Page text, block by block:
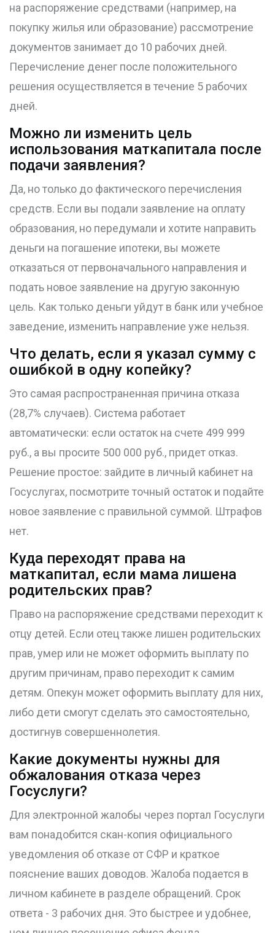
на распоряжение средствами (например, на
покупку жилья или образование) рассмотрение
документов занимает до 10 рабочих дней.
Перечисление денег после положительного
решения осуществляется в течение 5 рабочих
дней.
Можно ли изменить цель
использования маткапитала после
подачи заявления?
Да, но только до фактического перечисления
средств. Если вы подали заявление на оплату
образования, но передумали и хотите направить
деньги на погашение ипотеки, вы можете
отказаться от первоначального направления и
подать новое заявление на другую законную
цель. Как только деньги уйдут в банк или учебное
заведение, изменить направление уже нельзя.
Что делать, если я указал сумму с
ошибкой в одну копейку?
Это самая распространенная причина отказа
(28,7% случаев). Система работает
автоматически: если остаток на счете 499 999
руб., а вы просите 500 000 руб., придет отказ.
Решение простое: зайдите в личный кабинет на
Госуслугах, посмотрите точный остаток и подайте
новое заявление с правильной суммой. Штрафов
нет.
Куда переходят права на
маткапитал, если мама лишена
родительских прав?
Право на распоряжение средствами переходит к
отцу детей. Если отец также лишен родительских
прав, умер или не может оформить выплату по
другим причинам, право переходит к самим
детям. Опекун может оформить выплату для них,
либо дети смогут сделать это самостоятельно,
достигнув совершеннолетия.
Какие документы нужны для
обжалования отказа через
Госуслуги?
Для электронной жалобы через портал Госуслуги
вам понадобится скан-копия официального
уведомления об отказе от СФР и краткое
пояснение ваших доводов. Жалоба подается в
личном кабинете в разделе обращений. Срок
ответа - 3 рабочих дня. Это быстрее и удобнее,